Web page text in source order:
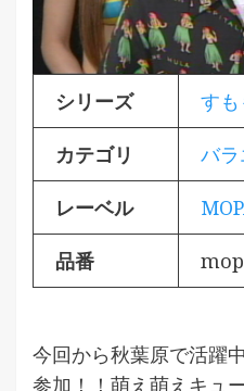
シリーズ すも
カテゴリ バラ
レーベル
品番
今回から秋葉原で活躍
参加！！萌え萌えキュ